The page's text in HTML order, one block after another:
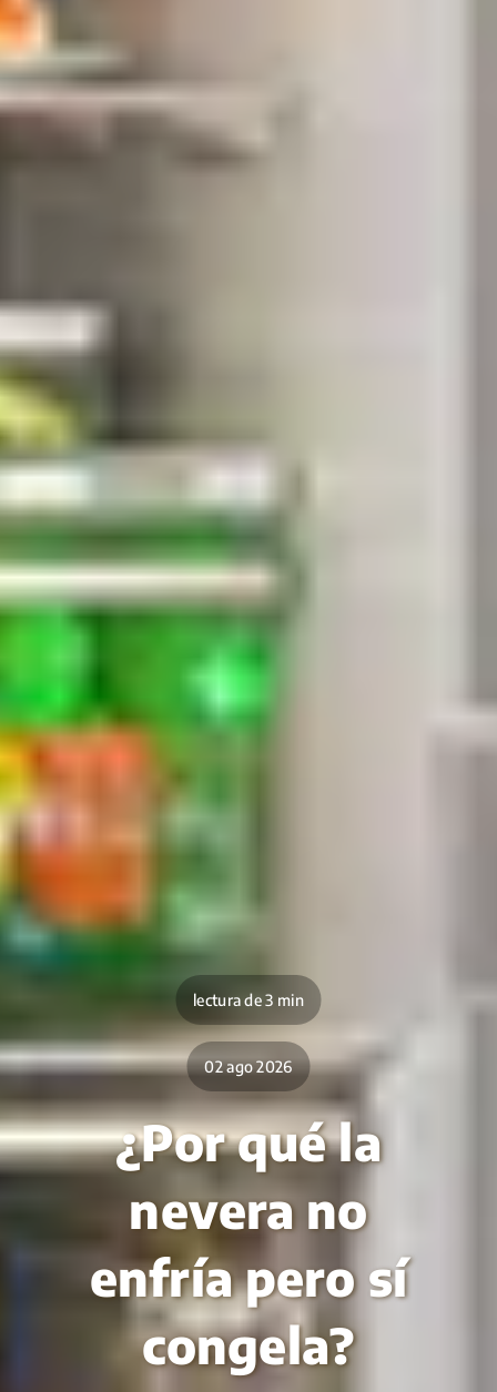
lectura de 3 min
02 ago 2026
¿Por qué la
nevera no
enfría pero sí
congela?